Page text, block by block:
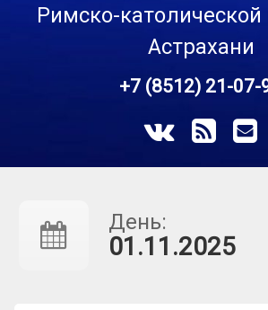
Римско-католической
Астрахани
+7 (8512) 21-07-
ВКонтакте
RSS
День:
01.11.2025